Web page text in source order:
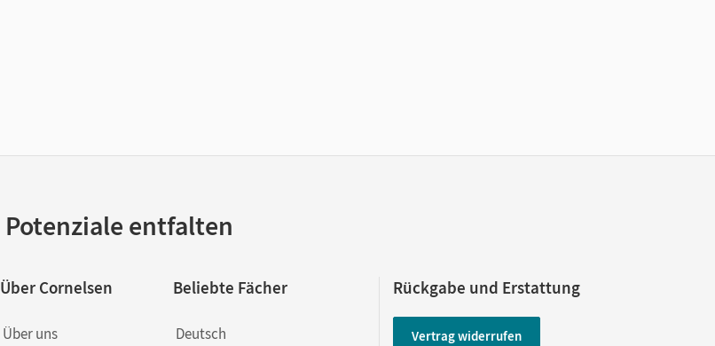
Potenziale entfalten
Über Cornelsen
Über uns
Beliebte Fächer
Deutsch
Rückgabe und Erstattung
Vertrag widerrufen